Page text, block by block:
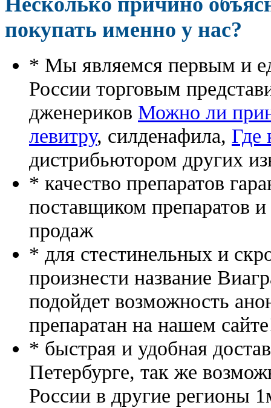
покупать именно у нас?
* Мы являемся первым и
России торговым
дженериков Можно ли
левитру, силденафила, Где
дистрибьютором других
* качество препаратов
поставщиком препаратов
продаж
* для стестинельных и
произнести название
подойдет возможность
препаратан на нашем
* быстрая и удобная
Петербурге, так же
России в другие регионы